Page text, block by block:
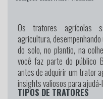
Os tratores agrícolas
agricultura,
do solo, no plantio, na
você faz parte do público
antes de adquirir um trator
insights valiosos para
TIPOS DE TRATORES